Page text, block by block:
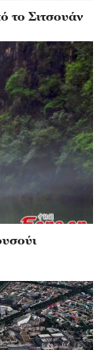
το Σιτσουάν